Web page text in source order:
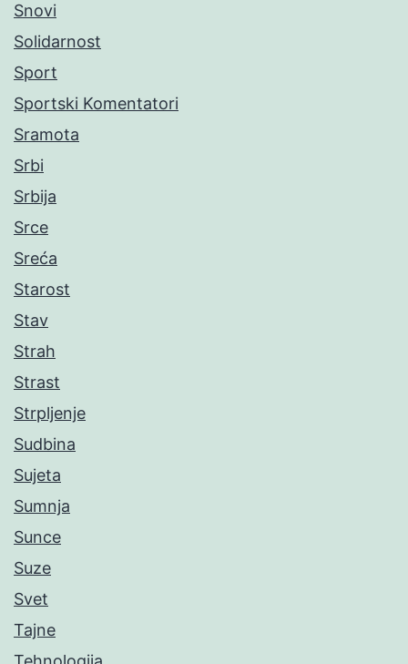
Snovi
Solidarnost
Sport
Sportski Komentatori
Sramota
Srbi
Srbija
Srce
Sreća
Starost
Stav
Strah
Strast
Strpljenje
Sudbina
Sujeta
Sumnja
Sunce
Suze
Svet
Tajne